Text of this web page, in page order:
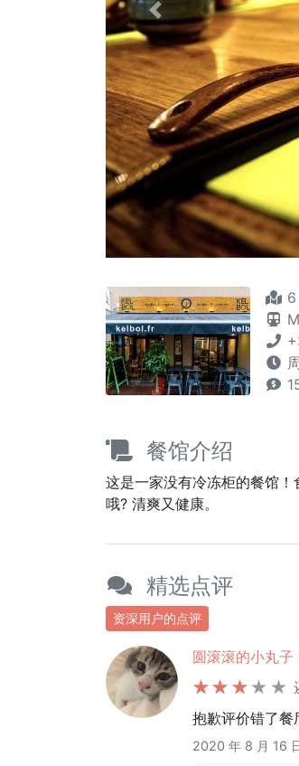
Previous
餐馆介绍
这是一家没有冷冻柜的餐馆
哦? 清爽又健康。
精选点评
资深用户的点评
圆滚滚的小丸子
抱歉评价错了餐
2020 年 8 月 16